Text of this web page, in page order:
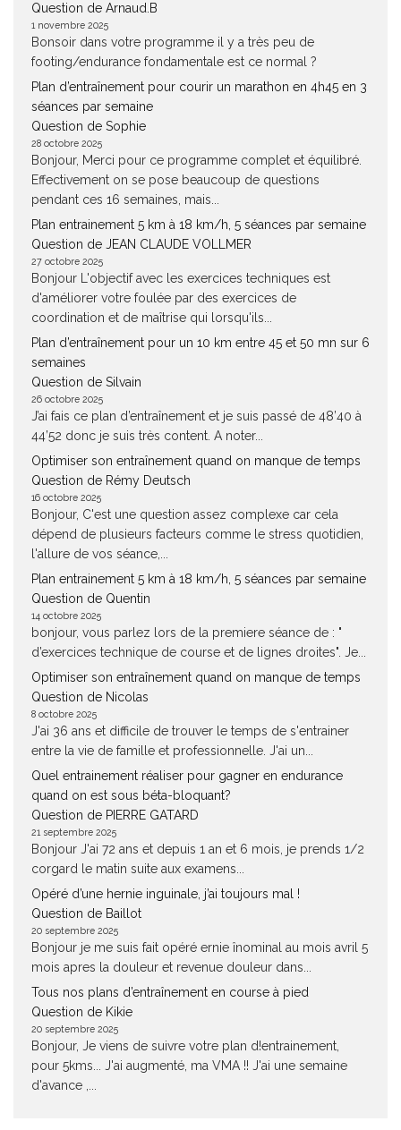
Question de Arnaud.B
1 novembre 2025
Bonsoir dans votre programme il y a très peu de
footing/endurance fondamentale est ce normal ?
Plan d’entraînement pour courir un marathon en 4h45 en 3
séances par semaine
Question de Sophie
28 octobre 2025
Bonjour, Merci pour ce programme complet et équilibré.
Effectivement on se pose beaucoup de questions
pendant ces 16 semaines, mais...
Plan entrainement 5 km à 18 km/h, 5 séances par semaine
Question de JEAN CLAUDE VOLLMER
27 octobre 2025
Bonjour L'objectif avec les exercices techniques est
d'améliorer votre foulée par des exercices de
coordination et de maîtrise qui lorsqu'ils...
Plan d’entraînement pour un 10 km entre 45 et 50 mn sur 6
semaines
Question de Silvain
26 octobre 2025
J’ai fais ce plan d’entraînement et je suis passé de 48’40 à
44’52 donc je suis très content. A noter...
Optimiser son entraînement quand on manque de temps
Question de Rémy Deutsch
16 octobre 2025
Bonjour, C'est une question assez complexe car cela
dépend de plusieurs facteurs comme le stress quotidien,
l'allure de vos séance,...
Plan entrainement 5 km à 18 km/h, 5 séances par semaine
Question de Quentin
14 octobre 2025
bonjour, vous parlez lors de la premiere séance de : "
d’exercices technique de course et de lignes droites". Je...
Optimiser son entraînement quand on manque de temps
Question de Nicolas
8 octobre 2025
J'ai 36 ans et difficile de trouver le temps de s'entrainer
entre la vie de famille et professionnelle. J'ai un...
Quel entrainement réaliser pour gagner en endurance
quand on est sous béta-bloquant?
Question de PIERRE GATARD
21 septembre 2025
Bonjour J'ai 72 ans et depuis 1 an et 6 mois, je prends 1/2
corgard le matin suite aux examens...
Opéré d’une hernie inguinale, j’ai toujours mal !
Question de Baillot
20 septembre 2025
Bonjour je me suis fait opéré ernie înominal au mois avril 5
mois apres la douleur et revenue douleur dans...
Tous nos plans d’entraînement en course à pied
Question de Kikie
20 septembre 2025
Bonjour, Je viens de suivre votre plan d!entrainement,
pour 5kms... J'ai augmenté, ma VMA !! J'ai une semaine
d'avance ,...